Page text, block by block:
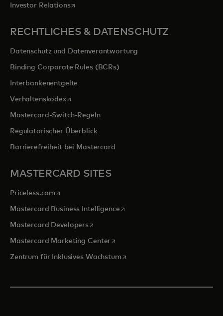
Investor Relationswird in einer neuen Registerkarte geöffnet
RECHTLICHES & DATENSCHUTZ
Datenschutz und Datenverantwortung
Binding Corporate Rules (BCRs)
Interbankenentgelte
Verhaltenskodexwird in einer neuen Registerkarte geöffnet
Mastercard-Switch-Regeln
Regulatorischer Überblick
Barrierefreiheit bei Mastercard
MASTERCARD SITES
Priceless.com wird in einer neuen Registerkarte geöffnet
Mastercard Business Intelligencewird in einer neuen
Mastercard Developerswird in einer neuen Registerkarte
Mastercard Marketing Centerwird in einer neuen
Zentrum für Inklusives Wachstumwird in einer neuen